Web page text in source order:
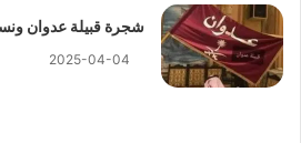
شجرة قبيلة عدوان
2025-04-04